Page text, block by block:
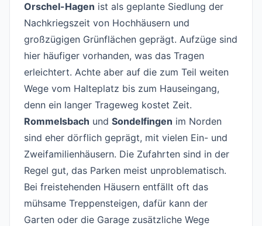
Orschel-Hagen ist als geplante Siedlung der
Nachkriegszeit von Hochhäusern und
großzügigen Grünflächen geprägt. Aufzüge sind
hier häufiger vorhanden, was das Tragen
erleichtert. Achte aber auf die zum Teil weiten
Wege vom Halteplatz bis zum Hauseingang,
denn ein langer Trageweg kostet Zeit.
Rommelsbach und Sondelfingen im Norden
sind eher dörflich geprägt, mit vielen Ein- und
Zweifamilienhäusern. Die Zufahrten sind in der
Regel gut, das Parken meist unproblematisch.
Bei freistehenden Häusern entfällt oft das
mühsame Treppensteigen, dafür kann der
Garten oder die Garage zusätzliche Wege